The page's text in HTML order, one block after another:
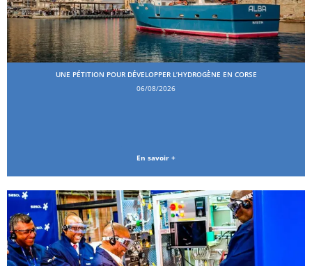
UNE PÉTITION POUR DÉVELOPPER L’HYDROGÈNE EN CORSE
06/08/2026
En savoir +